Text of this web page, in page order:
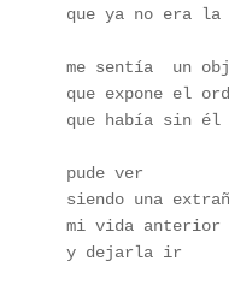
que ya no era la
me sentía  un
que expone el
que había sin él
pude ver
siendo una
mi vida anterior
y dejarla ir